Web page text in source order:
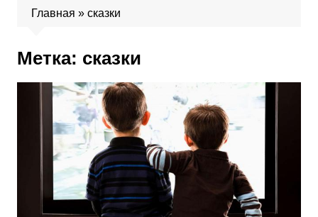
Главная » сказки
Метка: сказки